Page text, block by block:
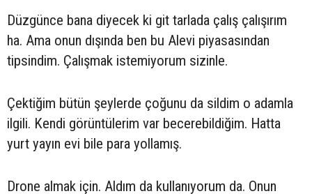
Düzgünce bana diyecek ki git tarlada çalış çalışırım
ha. Ama onun dışında ben bu Alevi piyasasından
tipsindim. Çalışmak istemiyorum sizinle.
Çektiğim bütün şeylerde çoğunu da sildim o adamla
ilgili. Kendi görüntülerim var becerebildiğim. Hatta
yurt yayın evi bile para yollamış.
Drone almak için. Aldım da kullanıyorum da. Onun